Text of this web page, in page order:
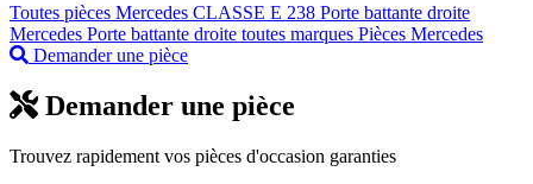
Toutes pièces Mercedes CLASSE E 238 Porte battante droite
Mercedes Porte battante droite toutes marques Pièces Mercedes
Demander une pièce
Demander une pièce
Trouvez rapidement vos pièces d'occasion garanties